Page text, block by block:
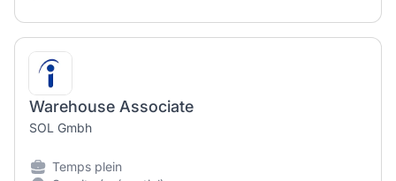
Warehouse Associate
SOL Gmbh
Temps plein